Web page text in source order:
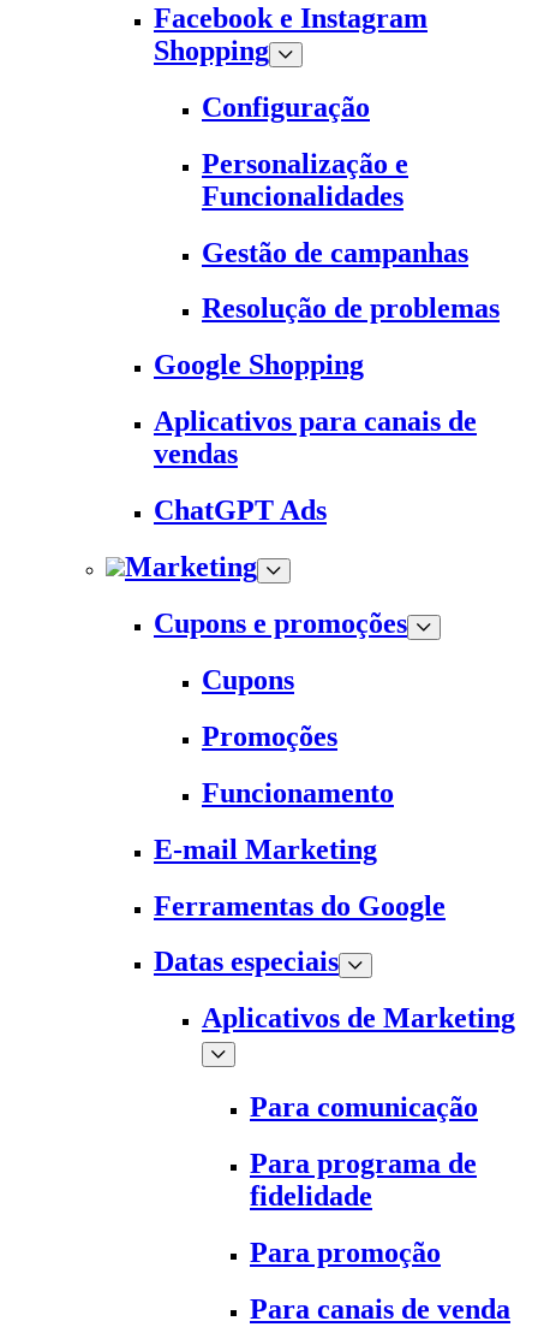
Facebook e Instagram
Shopping
Configuração
Personalização e
Funcionalidades
Gestão de campanhas
Resolução de problemas
Google Shopping
Aplicativos para canais de
vendas
ChatGPT Ads
Marketing
Cupons e promoções
Cupons
Promoções
Funcionamento
E-mail Marketing
Ferramentas do Google
Datas especiais
Aplicativos de Marketing
Para comunicação
Para programa de
fidelidade
Para promoção
Para canais de venda